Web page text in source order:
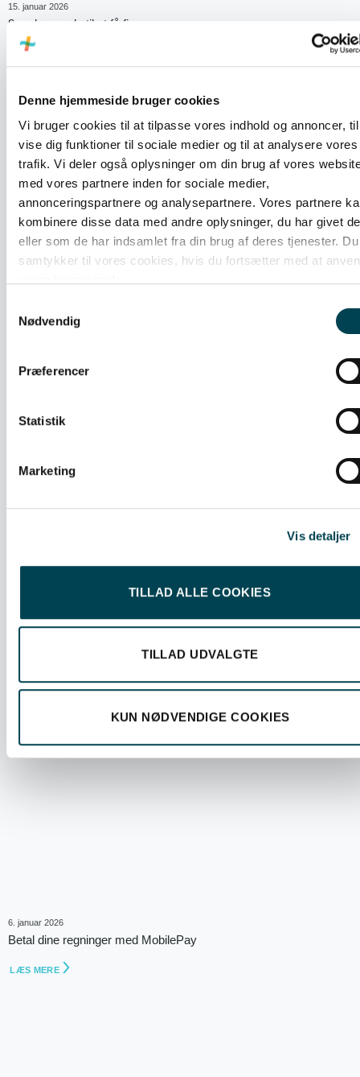
Denne hjemmeside bruger cookies
Vi bruger cookies til at tilpasse vores indhold og annoncer,
vise dig funktioner til sociale medier og til at analysere vores
trafik. Vi deler også oplysninger om din brug af vores
med vores partnere inden for sociale medier,
annonceringspartnere og analysepartnere. Vores partnere
kombinere disse data med andre oplysninger, du har givet
eller som de har indsamlet fra din brug af deres tjenester. Du
samtykker til vores cookies, hvis du fortsætter med at
Nødvendig
Præferencer
Statistik
Marketing
Vis detaljer
TILLAD ALLE COOKIES
TILLAD UDVALGTE
KUN NØDVENDIGE COOKIES
15. januar 2026
8 gode grunde til at få fjernvarme
LÆS MERE
Skal du grave? Husk at tjekke ledninger i jorden
6. januar 2026
Betal dine regninger med MobilePay
LÆS MERE